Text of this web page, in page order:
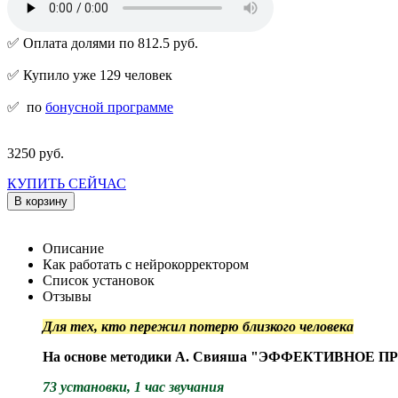
✅ Оплата долями по 812.5 руб.
✅ Купило уже 129 человек
✅ по бонусной программе
3250 руб.
КУПИТЬ СЕЙЧАС
В корзину
Описание
Как работать с нейрокорректором
Список установок
Отзывы
Для тех, кто пережил потерю близкого человека
На основе методики А. Свияша "ЭФФЕКТИВНОЕ
73 установки, 1 час звучания